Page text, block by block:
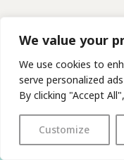
We value your
We use cookies to
serve personalized
By clicking "Accept
Customize